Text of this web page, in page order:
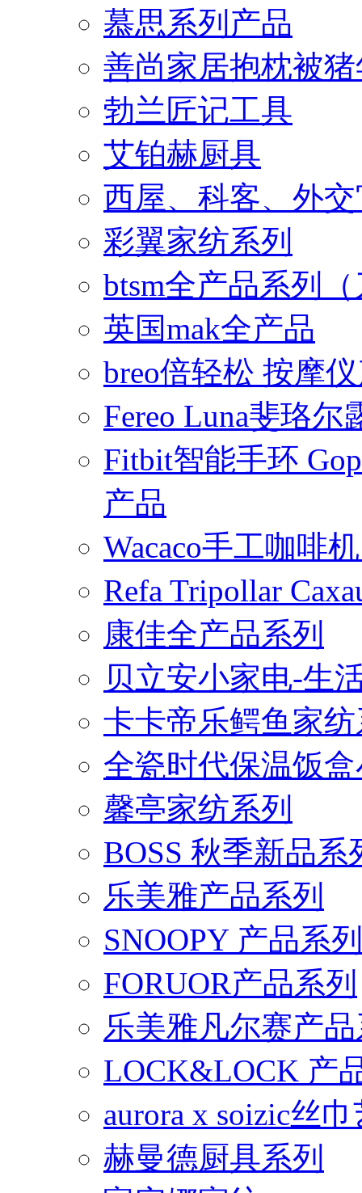
慕思系列产品
善尚家居抱枕被
勃兰匠记工具
艾铂赫厨具
西屋、科客、外
彩翼家纺系列
btsm全产品系列
英国mak全产品
breo倍轻松 按摩
Fereo Luna斐珞
Fitbit智能手环
产品
Wacaco手工咖啡
Refa Tripollar
康佳全产品系列
贝立安小家电-生
卡卡帝乐鳄鱼家
全瓷时代保温饭
馨亭家纺系列
BOSS 秋季新品系
乐美雅产品系列
SNOOPY 产品系列
FORUOR产品系列
乐美雅凡尔赛产
LOCK&LOCK 产
aurora x soizic丝
赫曼德厨具系列